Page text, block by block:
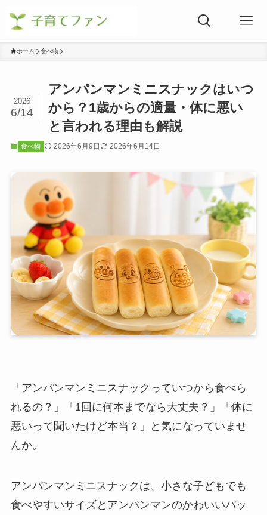
ホーム 食べ物
アンパンマンミニスナックはいつ
から？1歳からの適量・体に悪い
と言われる理由も解説
2026
6/14
食べ物 2026年6月9日 2026年6月14日
「アンパンマンミニスナックっていつから食べら
れるの？」「1回に何本までなら大丈夫？」「体に
悪いって聞いたけど本当？」と気になっていませ
んか。
アンパンマンミニスナックは、小さな子どもでも
食べやすいサイズとアンパンマンのかわいいパッ